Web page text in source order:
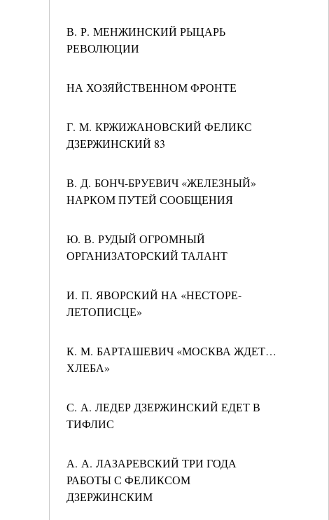
В. Р. МЕНЖИНСКИЙ РЫЦАРЬ
РЕВОЛЮЦИИ
НА ХОЗЯЙСТВЕННОМ ФРОНТЕ
Г. М. КРЖИЖАНОВСКИЙ ФЕЛИКС
ДЗЕРЖИНСКИЙ 83
В. Д. БОНЧ-БРУЕВИЧ «ЖЕЛЕЗНЫЙ»
НАРКОМ ПУТЕЙ СООБЩЕНИЯ
Ю. В. РУДЫЙ ОГРОМНЫЙ
ОРГАНИЗАТОРСКИЙ ТАЛАНТ
И. П. ЯВОРСКИЙ НА «НЕСТОРЕ-
ЛЕТОПИСЦЕ»
К. М. БАРТАШЕВИЧ «МОСКВА ЖДЕТ…
ХЛЕБА»
С. А. ЛЕДЕР ДЗЕРЖИНСКИЙ ЕДЕТ В
ТИФЛИС
А. А. ЛАЗАРЕВСКИЙ ТРИ ГОДА
РАБОТЫ С ФЕЛИКСОМ
ДЗЕРЖИНСКИМ